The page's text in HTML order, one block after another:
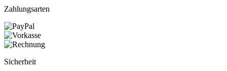
Zahlungsarten
Sicherheit